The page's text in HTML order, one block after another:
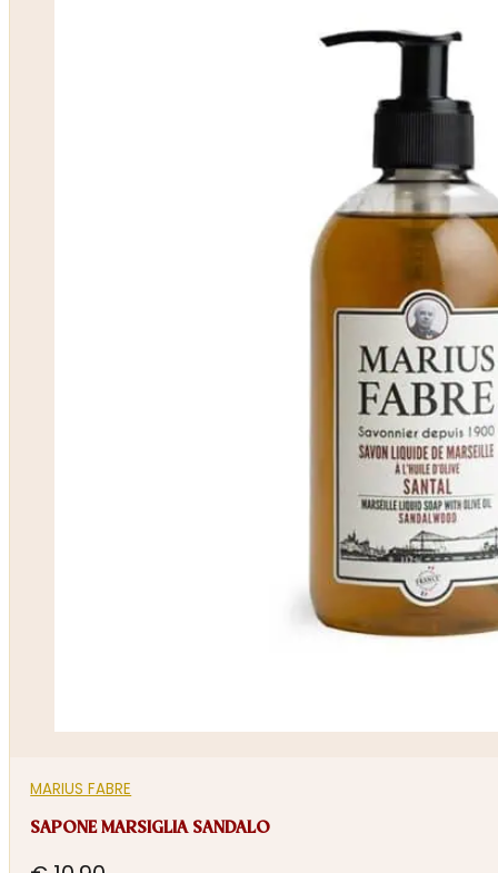
MARIUS FABRE
SAPONE MARSIGLIA SANDALO